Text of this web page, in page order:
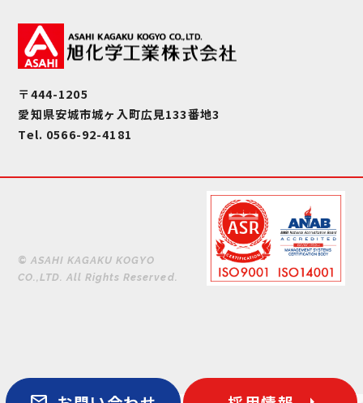
〒444-1205
愛知県安城市城ヶ入町広見133番地3
Tel. 0566-92-4181
© ASAHI KAGAKU KOGYO
CO.,LTD. All Rights Reserved.